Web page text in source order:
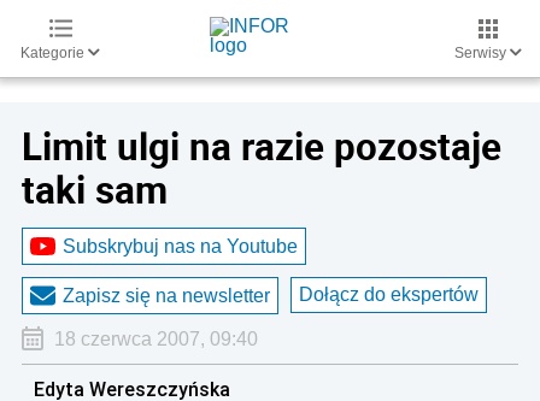
Kategorie Serwisy
Limit ulgi na razie pozostaje
taki sam
Subskrybuj nas na Youtube
Zapisz się na newsletter Dołącz do ekspertów
18 czerwca 2007, 09:40
Edyta Wereszczyńska